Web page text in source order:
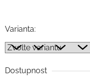
Varianta:
Dostupnost